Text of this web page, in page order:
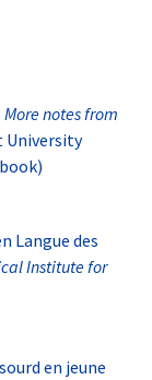
More notes from
University
Langue des
Institute for
en jeune